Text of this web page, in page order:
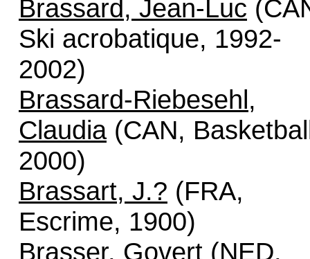
Brassard, Jean-Luc
Ski acrobatique, 1992-
2002)
Brassard-Riebesehl,
Claudia(CAN,
2000)
Brassart, J.? (FRA,
Escrime, 1900)
Brasser, Govert (NED,